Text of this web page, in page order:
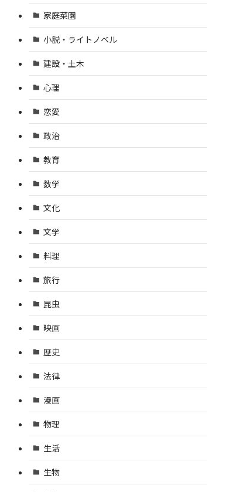
家庭菜園
小説・ライトノベル
建設・土木
心理
恋愛
政治
教育
数学
文化
文学
料理
旅行
昆虫
映画
歴史
法律
漫画
物理
生活
生物